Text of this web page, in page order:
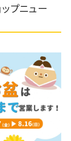
プニュー